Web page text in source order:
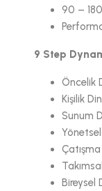
90 –
9 Step
Öncelik
Kişilik
Sunum
Bireysel